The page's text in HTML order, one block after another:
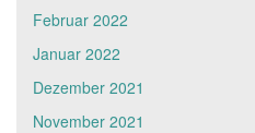
Februar 2022
Januar 2022
Dezember 2021
November 2021